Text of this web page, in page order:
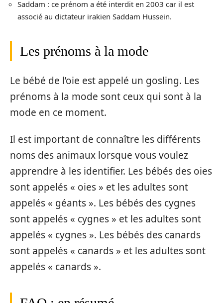
Saddam : ce prénom a été interdit en 2003 car il est
associé au dictateur irakien Saddam Hussein.
Les prénoms à la mode
Le bébé de l’oie est appelé un gosling. Les
prénoms à la mode sont ceux qui sont à la
mode en ce moment.
Il est important de connaître les différents
noms des animaux lorsque vous voulez
apprendre à les identifier. Les bébés des oies
sont appelés « oies » et les adultes sont
appelés « géants ». Les bébés des cygnes
sont appelés « cygnes » et les adultes sont
appelés « cygnes ». Les bébés des canards
sont appelés « canards » et les adultes sont
appelés « canards ».